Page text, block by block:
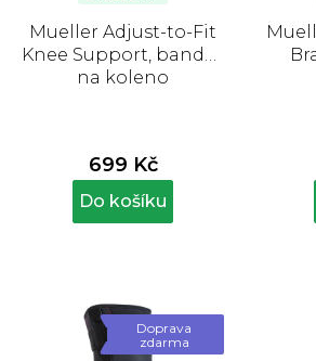
Mueller Adjust-to-Fit
Knee Support, bandáž
na koleno
699 Kč
Do košíku
Doprava
zdarma